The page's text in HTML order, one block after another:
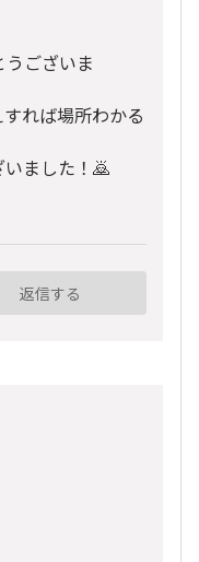
ございま
れば場所わかる
ました！🙇
返信する